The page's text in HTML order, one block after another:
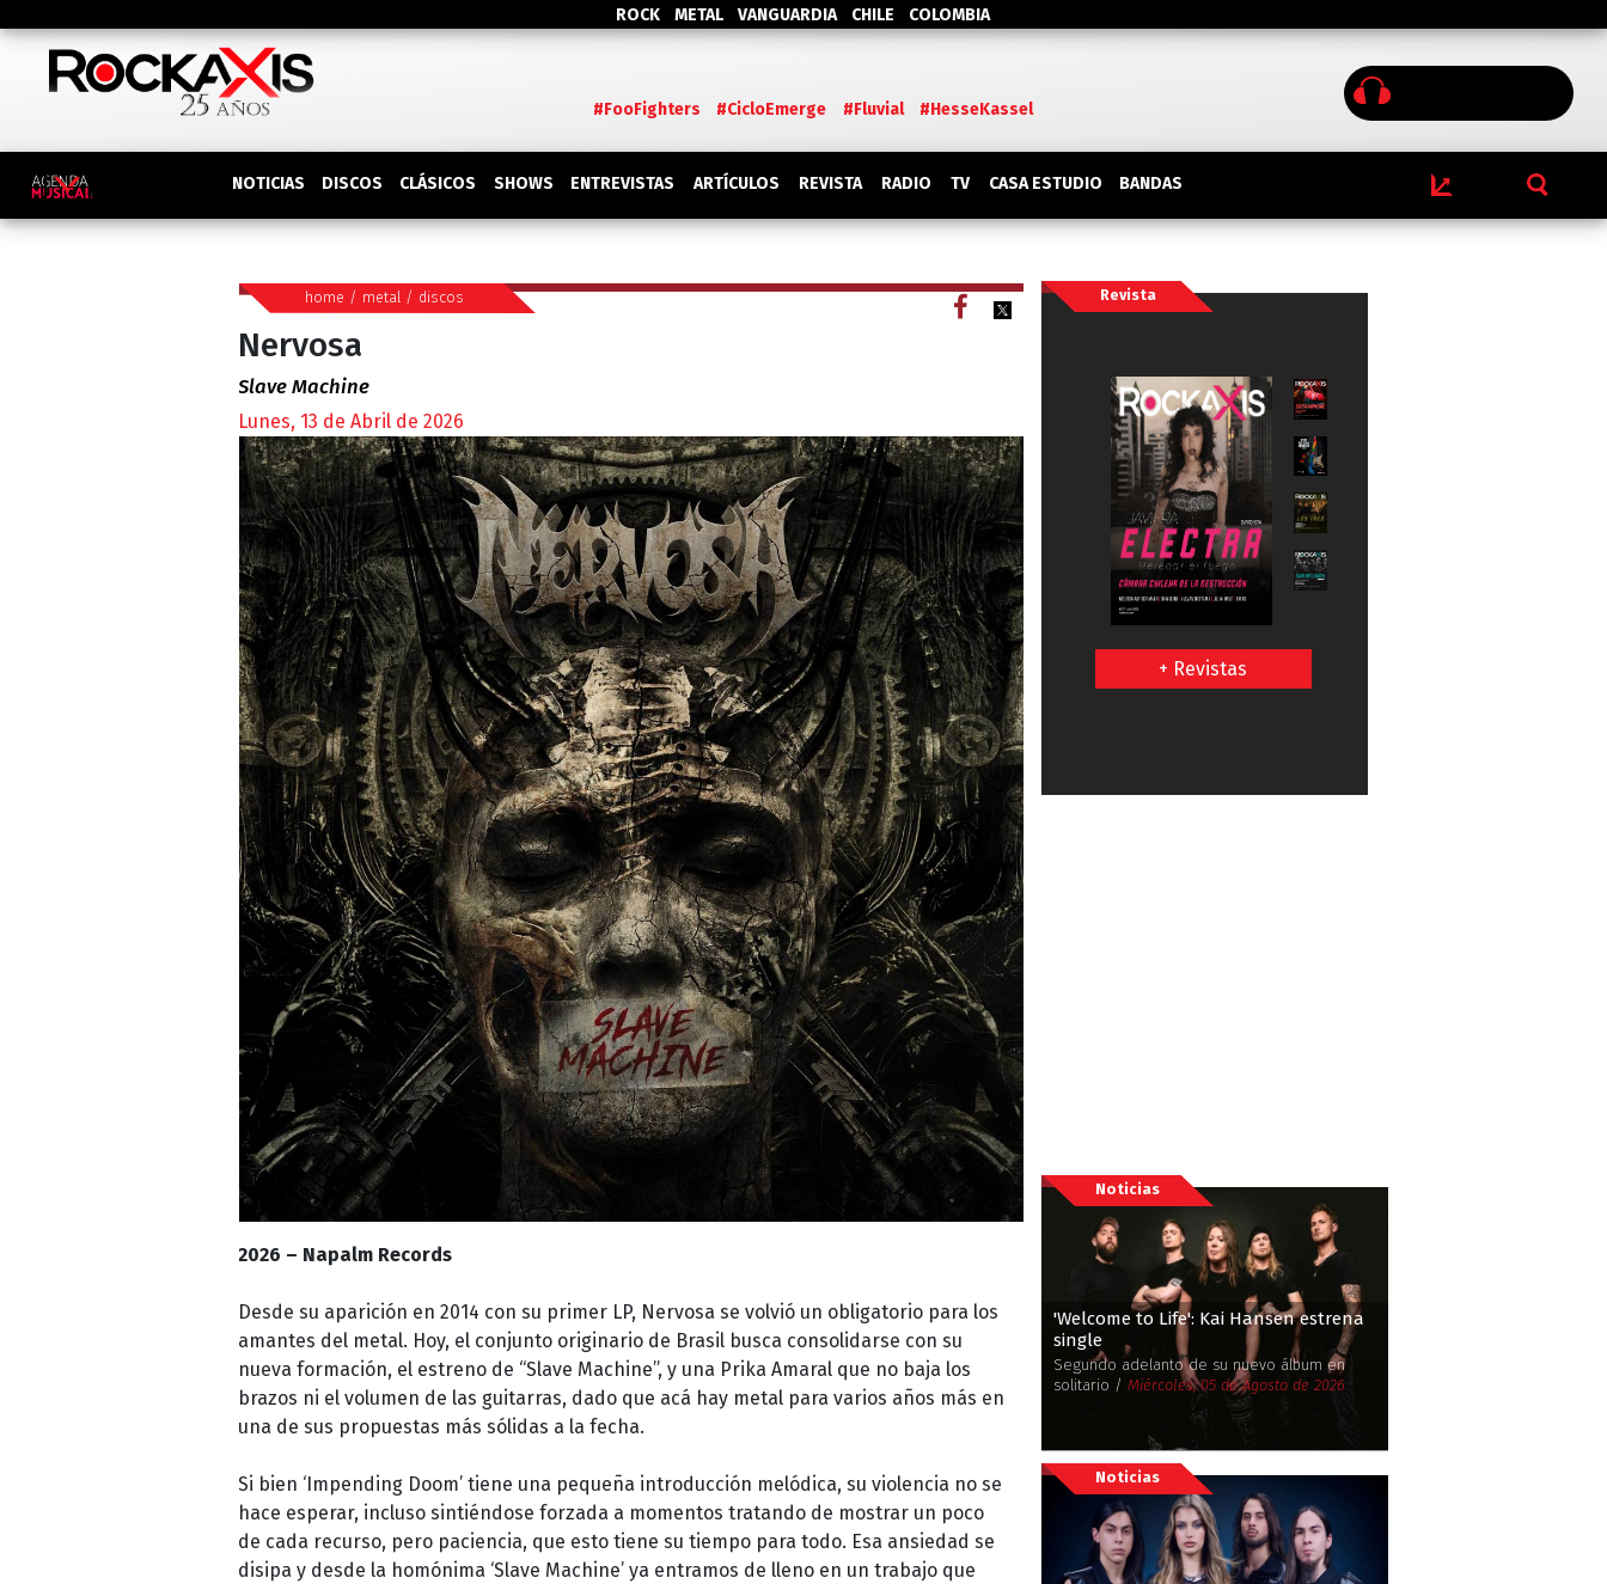
ROCK METAL VANGUARDIA CHILE COLOMBIA
#FooFighters #CicloEmerge #Fluvial #HesseKassel
NOTICIAS DISCOS CLÁSICOS SHOWS ENTREVISTAS ARTÍCULOS REVISTA RADIO TV CASA ESTUDIO BANDAS
home / metal/ discos
Nervosa
Slave Machine
Lunes, 13 de Abril de 2026
2026 – Napalm Records
Desde su aparición en 2014 con su primer LP, Nervosa se volvió un obligatorio para los
amantes del metal. Hoy, el conjunto originario de Brasil busca consolidarse con su
nueva formación, el estreno de “Slave Machine”, y una Prika Amaral que no baja los
brazos ni el volumen de las guitarras, dado que acá hay metal para varios años más en
una de sus propuestas más sólidas a la fecha.
Si bien ‘Impending Doom’ tiene una pequeña introducción melódica, su violencia no se
hace esperar, incluso sintiéndose forzada a momentos tratando de mostrar un poco
de cada recurso, pero paciencia, que esto tiene su tiempo para todo. Esa ansiedad se
disipa y desde la homónima ‘Slave Machine’ ya entramos de lleno en un trabajo que
Revista
+ Revistas
Noticias
'Welcome to Life': Kai Hansen estrena
single
Segundo adelanto de su nuevo álbum en
solitario /Miércoles, 05 de Agosto de 2026
Noticias